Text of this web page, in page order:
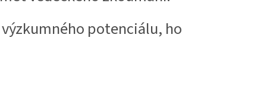
potenciálu, ho